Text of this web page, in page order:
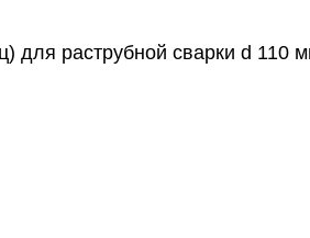
раструбной сварки d 110